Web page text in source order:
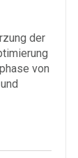
der
von